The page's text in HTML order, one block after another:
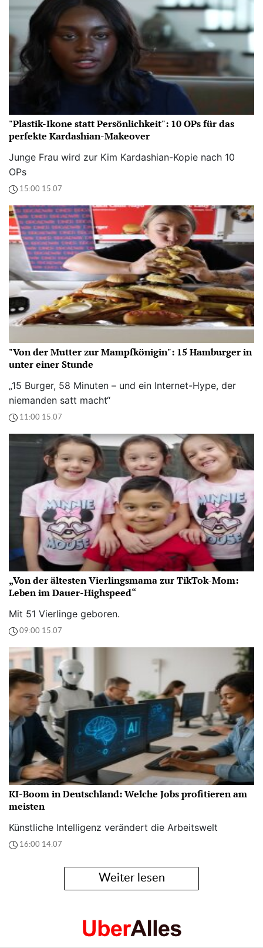
"Plastik-Ikone statt Persönlichkeit": 10 OPs für das
perfekte Kardashian-Makeover
Junge Frau wird zur Kim Kardashian-Kopie nach 10
OPs
15:00 15.07
"Von der Mutter zur Mampfkönigin": 15 Hamburger in
unter einer Stunde
„15 Burger, 58 Minuten – und ein Internet-Hype, der
niemanden satt macht“
11:00 15.07
„Von der ältesten Vierlingsmama zur TikTok-Mom:
Leben im Dauer-Highspeed“
Mit 51 Vierlinge geboren.
09:00 15.07
KI-Boom in Deutschland: Welche Jobs profitieren am
meisten
Künstliche Intelligenz verändert die Arbeitswelt
16:00 14.07
Weiter lesen